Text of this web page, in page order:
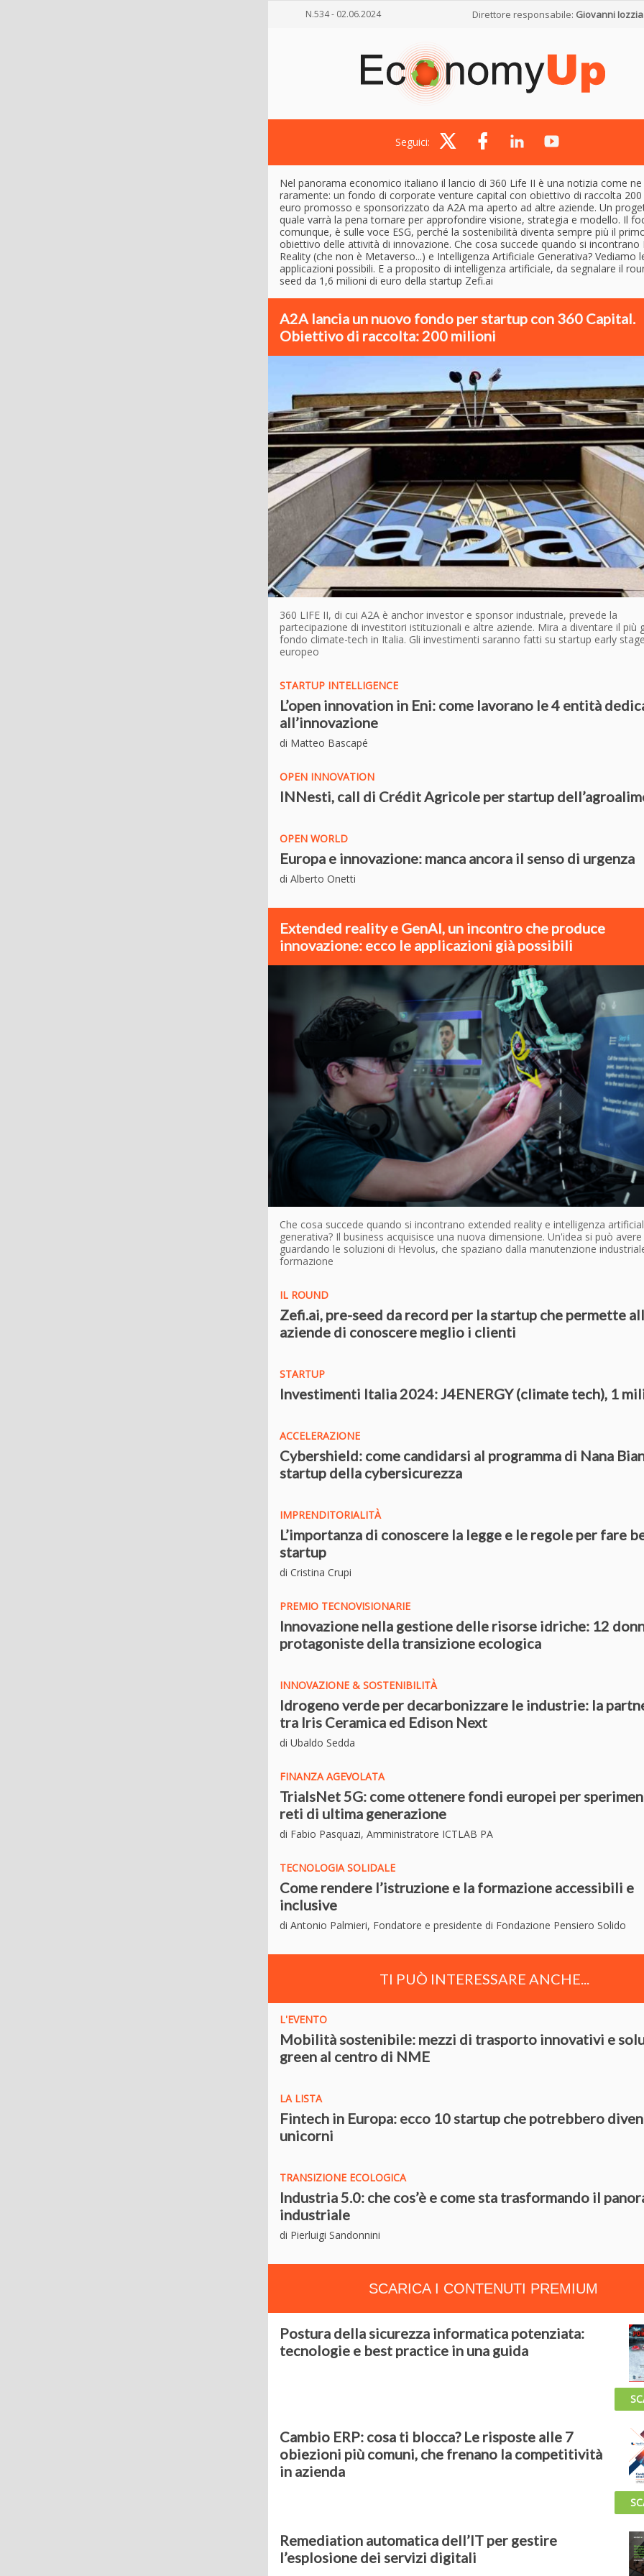
N.534 - 02.06.2024 Direttore responsabile: Giovanni Iozzia
Seguici:
Nel panorama economico italiano il lancio di 360 Life II è una notizia come
raramente: un fondo di corporate venture capital con obiettivo di raccolta 200
euro promosso e sponsorizzato da A2A ma aperto ad altre aziende. Un
quale varrà la pena tornare per approfondire visione, strategia e modello. Il
comunque, è sulle voce ESG, perché la sostenibilità diventa sempre più il
obiettivo delle attività di innovazione. Che cosa succede quando si incontrano
Reality (che non è Metaverso...) e Intelligenza Artificiale Generativa? Vediamo
applicazioni possibili. E a proposito di intelligenza artificiale, da segnalare il
seed da 1,6 milioni di euro della startup Zefi.ai
A2A lancia un nuovo fondo per startup con 360 Capital.
Obiettivo di raccolta: 200 milioni
360 LIFE II, di cui A2A è anchor investor e sponsor industriale, prevede la
partecipazione di investitori istituzionali e altre aziende. Mira a diventare il più
fondo climate-tech in Italia. Gli investimenti saranno fatti su startup early
europeo
STARTUP INTELLIGENCE
L’open innovation in Eni: come lavorano le 4 entità
all’innovazione
di Matteo Bascapé
OPEN INNOVATION
INNesti, call di Crédit Agricole per startup
OPEN WORLD
Europa e innovazione: manca ancora il senso di urgenza
di Alberto Onetti
Extended reality e GenAI, un incontro che produce
innovazione: ecco le applicazioni già possibili
Che cosa succede quando si incontrano extended reality e intelligenza
generativa? Il business acquisisce una nuova dimensione. Un'idea si può avere
guardando le soluzioni di Hevolus, che spaziano dalla manutenzione
formazione
IL ROUND
Zefi.ai, pre-seed da record per la startup che permette
aziende di conoscere meglio i clienti
STARTUP
Investimenti Italia 2024: J4ENERGY (climate tech), 1
ACCELERAZIONE
Cybershield: come candidarsi al programma di Nana
startup della cybersicurezza
IMPRENDITORIALITÀ
L’importanza di conoscere la legge e le regole per fare
startup
di Cristina Crupi
PREMIO TECNOVISIONARIE
Innovazione nella gestione delle risorse idriche: 12
protagoniste della transizione ecologica
INNOVAZIONE & SOSTENIBILITÀ
Idrogeno verde per decarbonizzare le industrie: la
tra Iris Ceramica ed Edison Next
di Ubaldo Sedda
FINANZA AGEVOLATA
TrialsNet 5G: come ottenere fondi europei per
reti di ultima generazione
di Fabio Pasquazi, Amministratore ICTLAB PA
TECNOLOGIA SOLIDALE
Come rendere l’istruzione e la formazione accessibili e
inclusive
di Antonio Palmieri, Fondatore e presidente di Fondazione Pensiero Solido
TI PUÒ INTERESSARE ANCHE...
L'EVENTO
Mobilità sostenibile: mezzi di trasporto innovativi e
green al centro di NME
LA LISTA
Fintech in Europa: ecco 10 startup che potrebbero
unicorni
TRANSIZIONE ECOLOGICA
Industria 5.0: che cos’è e come sta trasformando il
industriale
di Pierluigi Sandonnini
SCARICA I CONTENUTI PREMIUM
Postura della sicurezza informatica potenziata:
tecnologie e best practice in una guida
Cambio ERP: cosa ti blocca? Le risposte alle 7
obiezioni più comuni, che frenano la competitività
in azienda
Remediation automatica dell’IT per gestire
l’esplosione dei servizi digitali